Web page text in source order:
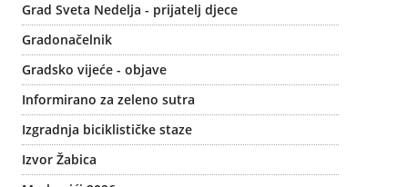
Grad Sveta Nedelja - prijatelj djece
Gradonačelnik
Gradsko vijeće - objave
Informirano za zeleno sutra
Izgradnja biciklističke staze
Izvor Žabica